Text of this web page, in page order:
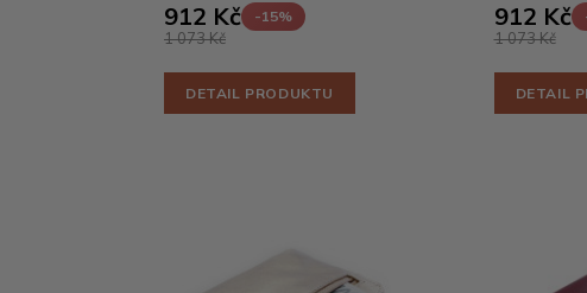
912 Kč -15%
1 073 Kč
DETAIL PRODUKTU
912 Kč
1 073 Kč
DETAIL